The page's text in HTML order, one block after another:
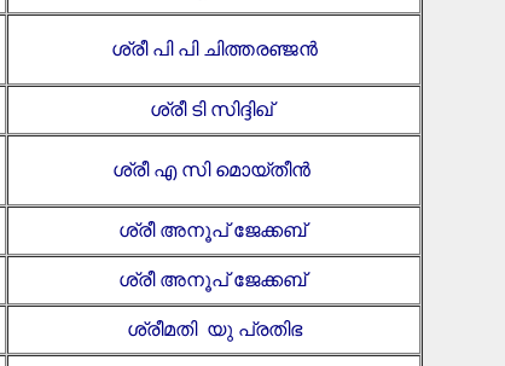
ശ്രീ പി പി ചിത്തരഞ്ജൻ
ശ്രീ ടി സിദ്ദിഖ്
ശ്രീ എ സി മൊയ്‌തീൻ
ശ്രീ അനൂപ് ജേക്കബ്
ശ്രീ അനൂപ് ജേക്കബ്
ശ്രീമതി യു പ്രതിഭ